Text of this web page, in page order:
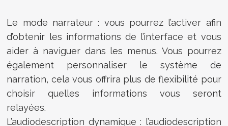
Le mode narrateur : vous pourrez l’activer afin
d’obtenir les informations de l’interface et vous
aider à naviguer dans les menus. Vous pourrez
également personnaliser le système de
narration, cela vous offrira plus de flexibilité pour
choisir quelles informations vous seront
relayées.
L’audiodescription dynamique : l’audiodescription